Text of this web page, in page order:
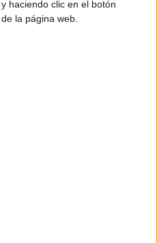
haciendo clic en el botón
la página web.
de uso*